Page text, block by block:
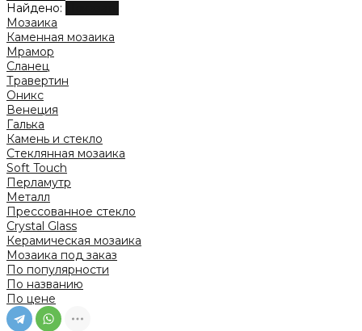
Найдено:
Мозаика
Каменная мозаика
Мрамор
Сланец
Травертин
Оникс
Венеция
Галька
Камень и стекло
Стеклянная мозаика
Soft Touch
Перламутр
Металл
Прессованное стекло
Crystal Glass
Керамическая мозаика
Мозаика под заказ
По популярности
По названию
По цене